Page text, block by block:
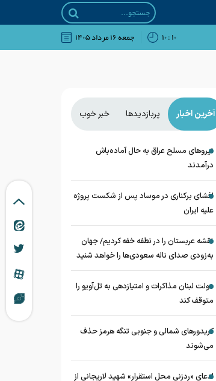
۱۰ : ۱۰ جمعه ۱۶ مرداد ۱۴۰۵
آخرین اخبار پربازدیدها خبر خوب
نیروهای مسلح عراق به حال آماده‌باش
درآمدند
افشای برکناری در موساد پس از شکست پروژه
علیه ایران
نقشه عربستان را در نطفه خفه کردیم/ جهان
به‌زودی صدای ناله سعودی‌ها را خواهد شنید
دولت لبنان مذاکرات و امتیازدهی به تل‌آویو را
متوقف کند
کریدورهای شمالی و جنوبی تنگه هرمز حذف
می‌شوند
ادعای «ردزنی محل استقرار» شهید لاریجانی از